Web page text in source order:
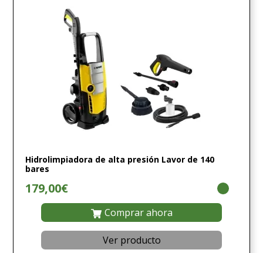
Hidrolimpiadora de alta presión Lavor de 140
bares
179,00€
Comprar ahora
Ver producto